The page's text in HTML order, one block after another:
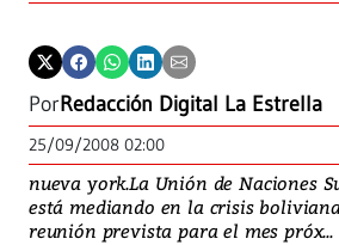
PorRedacción Digital La Estrella
25/09/2008 02:00
nueva york.La Unión de Naciones
está mediando en la crisis
reunión prevista para el mes próx...